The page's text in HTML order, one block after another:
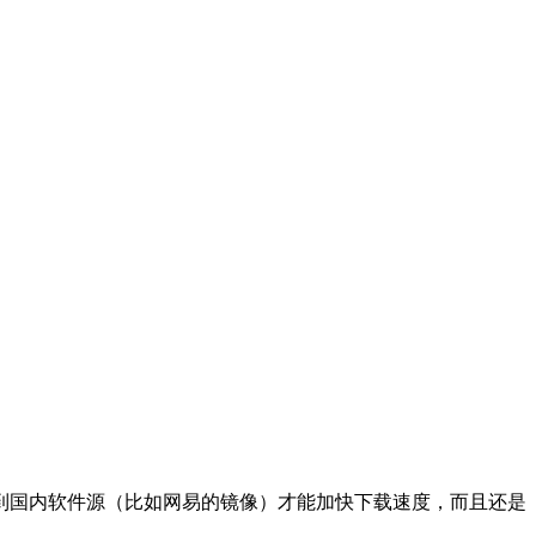
内软件源（比如网易的镜像）才能加快下载速度，而且还是